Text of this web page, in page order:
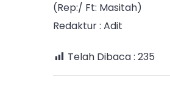
(Rep:/ Ft: Masitah)
Redaktur : Adit
Telah Dibaca : 235